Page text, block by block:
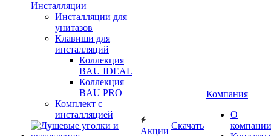
Инсталляции
Инсталляции для
унитазов
Клавиши для
инсталляций
Коллекция
BAU IDEAL
Коллекция
BAU PRO
Комплект с
инсталляцией
Акции
Скачать
Компания
О
компании